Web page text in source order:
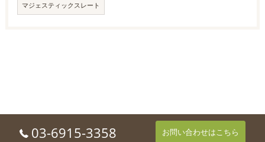
マジェスティックスレート
03-6915-3358 お問い合わせはこちら